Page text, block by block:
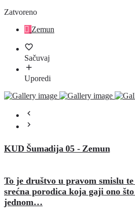
Zatvoreno
Zemun
Sačuvaj
Uporedi
KUD Šumadija 05 - Zemun
To je društvo u pravom smislu
srećna porodica koja gaji ono
jednom…